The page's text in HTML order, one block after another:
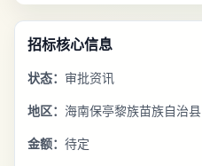
招标核心信息
状态： 审批资讯
地区： 海南保亭黎族苗族自治县
金额： 待定